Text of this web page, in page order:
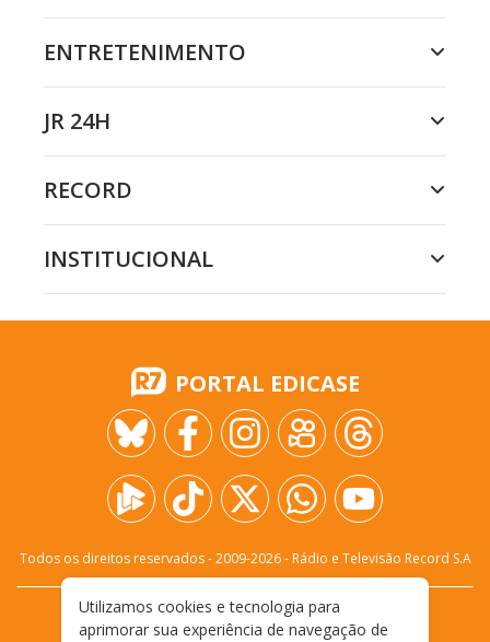
ENTRETENIMENTO
JR 24H
RECORD
INSTITUCIONAL
PORTAL EDICASE
Todos os direitos reservados - 2009-2026- Rádio e Televisão Record S.A
FALE CONOSCO
PRIVACIDADE
Utilizamos cookies e tecnologia para
aprimorar sua experiência de navegação de